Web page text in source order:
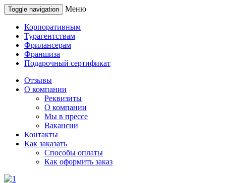
Toggle navigation Меню
Корпоративным
Турагентствам
Фрилансерам
Франшиза
Подарочный сертификат
Отзывы
О компании
Реквизиты
О компании
Мы в прессе
Вакансии
Контакты
Как заказать
Способы оплаты
Как оформить заказ